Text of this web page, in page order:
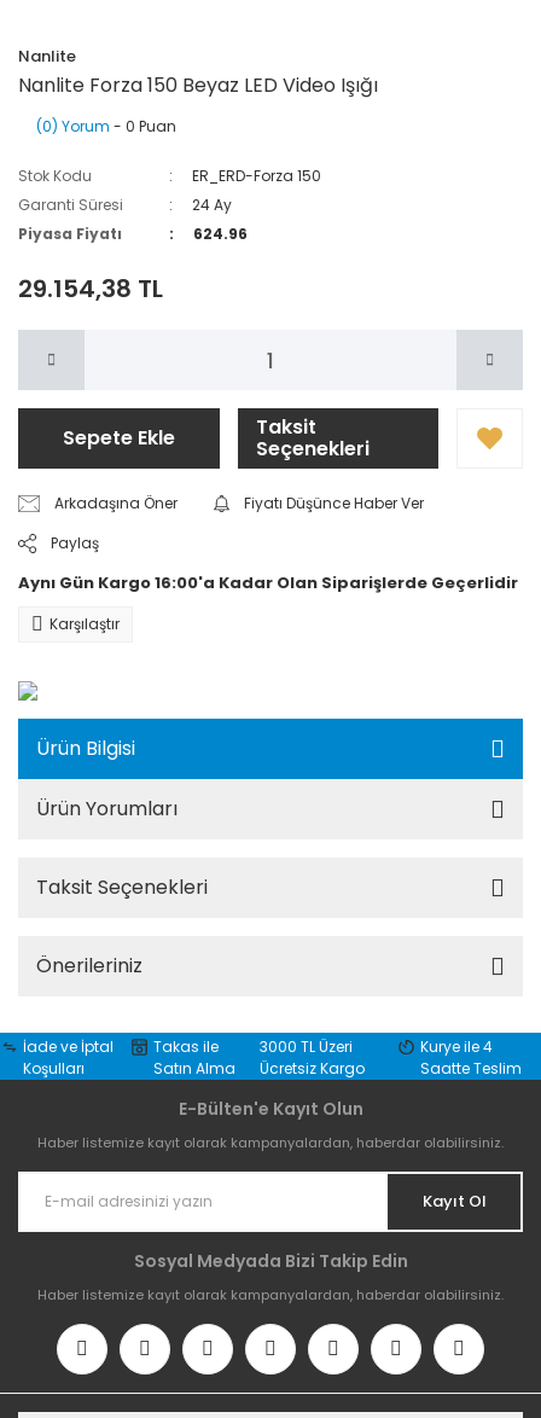
Nanlite
Nanlite Forza 150 Beyaz LED Video Işığı
(0) Yorum - 0 Puan
Stok Kodu
ER_ERD-Forza 150
Garanti Süresi
24 Ay
Piyasa Fiyatı
624.96
29.154,38 TL
Sepete Ekle Taksit
Seçenekleri
Arkadaşına Öner
Fiyatı Düşünce Haber Ver
Paylaş
Aynı Gün Kargo 16:00'a Kadar Olan Siparişlerde Geçerlidir
Karşılaştır
Ürün Bilgisi
Ürün Yorumları
Taksit Seçenekleri
Önerileriniz
İade ve İptal
Koşulları
Takas ile
Satın Alma
3000 TL Üzeri
Ücretsiz Kargo
Kurye ile 4
Saatte Teslim
E-Bülten'e Kayıt Olun
Haber listemize kayıt olarak kampanyalardan, haberdar olabilirsiniz.
Kayıt Ol
Sosyal Medyada Bizi Takip Edin
Haber listemize kayıt olarak kampanyalardan, haberdar olabilirsiniz.